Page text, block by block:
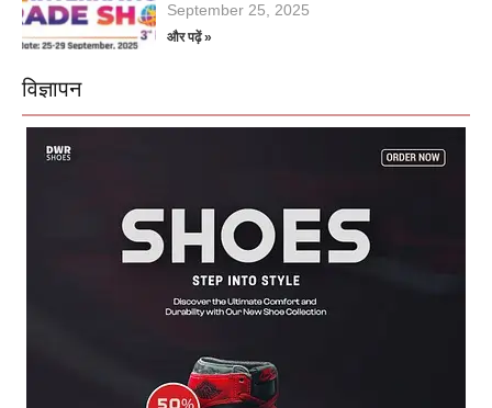
September 25, 2025
और पढ़ें »
विज्ञापन